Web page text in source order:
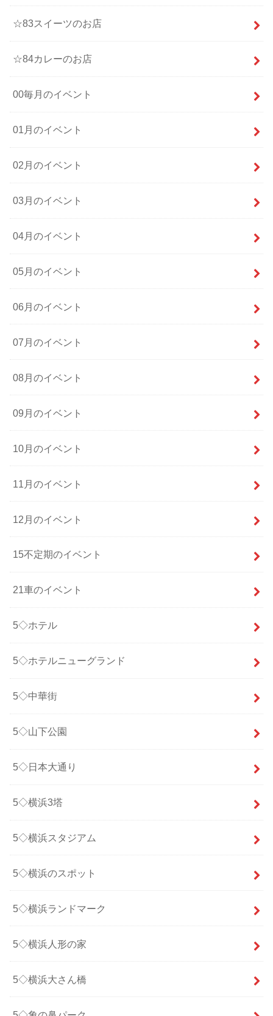
☆83スイーツのお店
☆84カレーのお店
00毎月のイベント
01月のイベント
02月のイベント
03月のイベント
04月のイベント
05月のイベント
06月のイベント
07月のイベント
08月のイベント
09月のイベント
10月のイベント
11月のイベント
12月のイベント
15不定期のイベント
21車のイベント
5◇ホテル
5◇ホテルニューグランド
5◇中華街
5◇山下公園
5◇日本大通り
5◇横浜3塔
5◇横浜スタジアム
5◇横浜のスポット
5◇横浜ランドマーク
5◇横浜人形の家
5◇横浜大さん橋